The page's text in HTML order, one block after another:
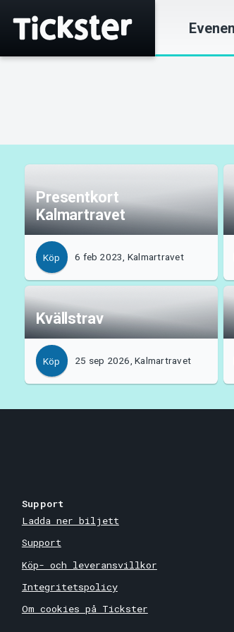
Presentkort
Kalmartravet
Köp 6 feb 2023, Kalmartravet
Kvällstrav
Köp 25 sep 2026, Kalmartravet
Support
Ladda ner biljett
Support
Köp- och leveransvillkor
Integritetspolicy
Om cookies på Tickster